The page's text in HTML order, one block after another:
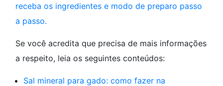
receba os ingredientes e modo de preparo passo
a passo.
Se você acredita que precisa de mais informações
a respeito, leia os seguintes conteúdos:
Sal mineral para gado: como fazer na